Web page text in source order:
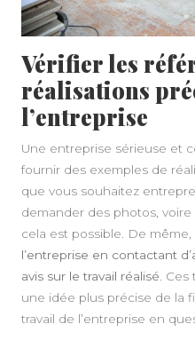
Vérifier les
réalisations
l’entreprise
Une entreprise sérieuse et
fournir des exemples de
que vous souhaitez
demander des photos,
cela est possible. De même,
l’entreprise en contactant
avis sur le travail réalisé .
une idée plus précise de la
travail de l’entreprise en